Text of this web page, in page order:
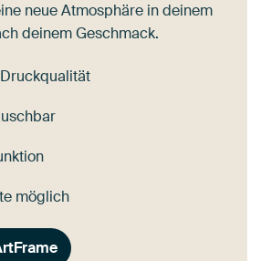
neue Atmosphäre in deinem
deinem Geschmack.
möglich